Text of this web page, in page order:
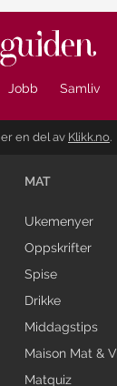
Jobb Samliv
en del av Klikk.no.
MAT
Ukemenyer
Oppskrifter
Spise
Drikke
Middagstips
Maison Mat &
Matquiz